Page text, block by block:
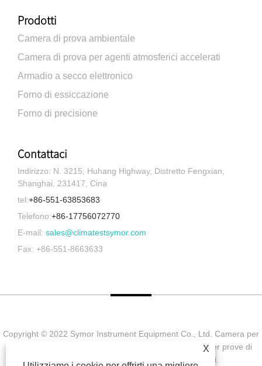
Prodotti
Camera di prova ambientale
Camera di prova per agenti atmosferici accelerati
Armadio a secco elettronico
Forno di essiccazione
Forno di precisione
Contattaci
Indirizzo: N. 3215, Huhang Highway, Distretto Fengxian,
Shanghai, 231417, Cina
tel:+86-551-63853683
Telefono:+86-17756072770
E-mail: sales@climatestsymor.com
Fax: +86-551-8663633
Copyright © 2022 Symor Instrument Equipment Co., Ltd. Camera per
prove ambientali, cabina elettronica a secco, camera per prove di
invecchiamento accelerato Tutti i diritti riservati.
X